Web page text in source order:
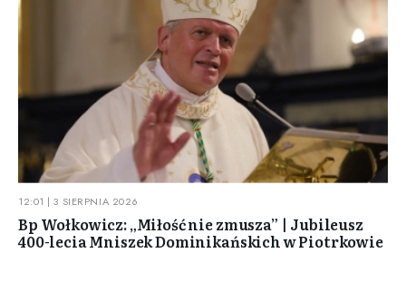
12:01 | 3 SIERPNIA 2026
Bp Wołkowicz: „Miłość nie zmusza” | Jubileusz
400-lecia Mniszek Dominikańskich w Piotrkowie